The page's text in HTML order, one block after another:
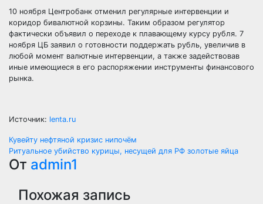
10 ноября Центробанк отменил регулярные интервенции и
коридор бивалютной корзины. Таким образом регулятор
фактически объявил о переходе к плавающему курсу рубля. 7
ноября ЦБ заявил о готовности поддержать рубль, увеличив в
любой момент валютные интервенции, а также задействовав
иные имеющиеся в его распоряжении инструменты финансового
рынка.
Источник: lenta.ru
Навигация
по
записям
Кувейту нефтяной кризис нипочём
Ритуальное убийство курицы, несущей для РФ золотые яйца
От admin1
Похожая запись